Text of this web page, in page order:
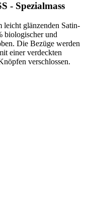
- Spezialmass
leicht glänzenden Satin-
biologischer und
Die Bezüge werden
einer verdeckten
verschlossen.